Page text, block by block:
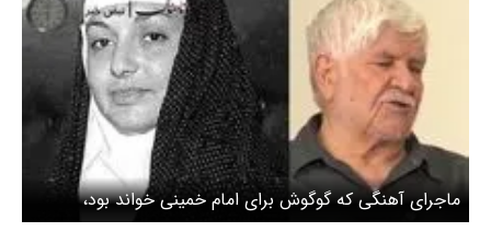
ماجرای آهنگی که گوگوش برای امام خمینی خواند بود،
چیست؟